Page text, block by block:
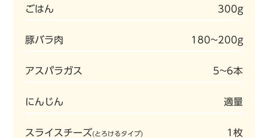
ごはん 300g
豚バラ肉 180~200g
アスパラガス 5~6本
にんじん 適量
スライスチーズ(とろけるタイプ) 1枚